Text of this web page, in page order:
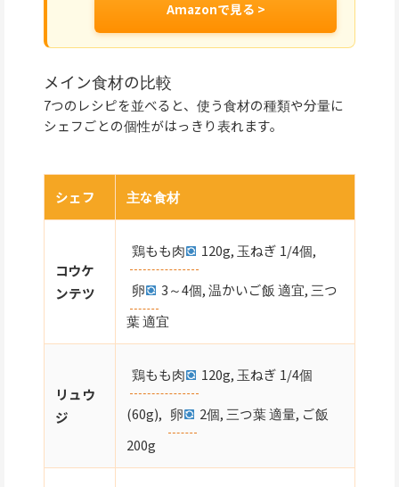
Amazonで見る >
メイン食材の比較
7つのレシピを並べると、使う食材の種類や分量に
シェフごとの個性がはっきり表れます。
シェフ 主な食材
コウケ
ンテツ
鶏もも肉 120g, 玉ねぎ 1/4個,
卵
3～4個, 温かいご飯 適宜, 三つ
葉 適宜
リュウ
ジ
鶏もも肉 120g, 玉ねぎ 1/4個
(60g), 卵
2個, 三つ葉 適量, ご飯
200g